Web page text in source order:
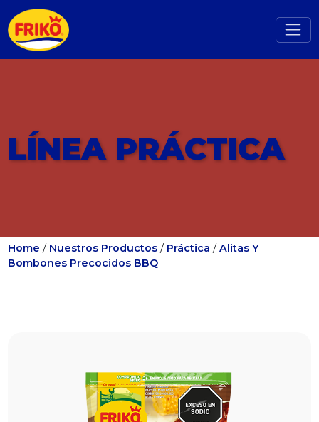
LÍNEA PRÁCTICA
Home / Nuestros Productos/ Práctica /Alitas Y
Bombones Precocidos BBQ